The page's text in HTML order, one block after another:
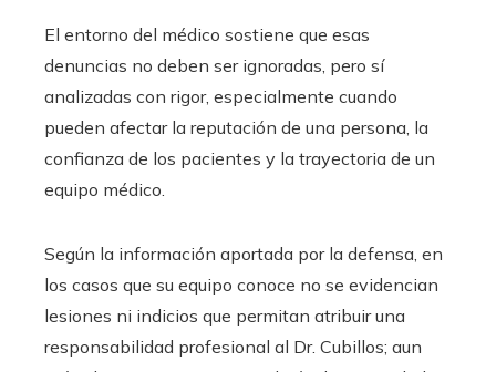
El entorno del médico sostiene que esas
denuncias no deben ser ignoradas, pero sí
analizadas con rigor, especialmente cuando
pueden afectar la reputación de una persona, la
confianza de los pacientes y la trayectoria de un
equipo médico.
Según la información aportada por la defensa, en
los casos que su equipo conoce no se evidencian
lesiones ni indicios que permitan atribuir una
responsabilidad profesional al Dr. Cubillos; aun